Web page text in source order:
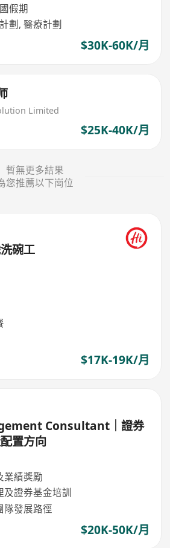
假期
劃, 醫療計劃
$30K-60K/月
Limited
$25K-40K/月
暫無更多結果
您推薦以下崗位
碗工
$17K-19K/月
Consultant｜證券
置方向
業績獎勵
及證券基金培訓
隊發展路徑
$20K-50K/月